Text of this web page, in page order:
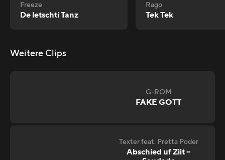
Freeze
De letschti Tanz
Rago
Tek Tek
Weitere Clips
G-ROM
FAKE GOTT
Texter feat. Pretta Poder
Abschied uf Ziit –